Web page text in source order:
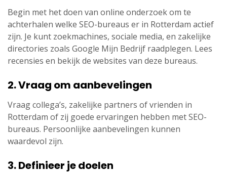
Begin met het doen van online onderzoek om te
achterhalen welke SEO-bureaus er in Rotterdam actief
zijn. Je kunt zoekmachines, sociale media, en zakelijke
directories zoals Google Mijn Bedrijf raadplegen. Lees
recensies en bekijk de websites van deze bureaus.
2. Vraag om aanbevelingen
Vraag collega’s, zakelijke partners of vrienden in
Rotterdam of zij goede ervaringen hebben met SEO-
bureaus. Persoonlijke aanbevelingen kunnen
waardevol zijn.
3. Definieer je doelen